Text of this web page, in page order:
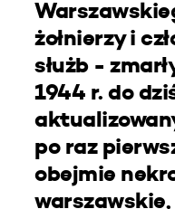
żołnierzy i
służb -
1944 r. do
po raz
obejmie
warszawskie,